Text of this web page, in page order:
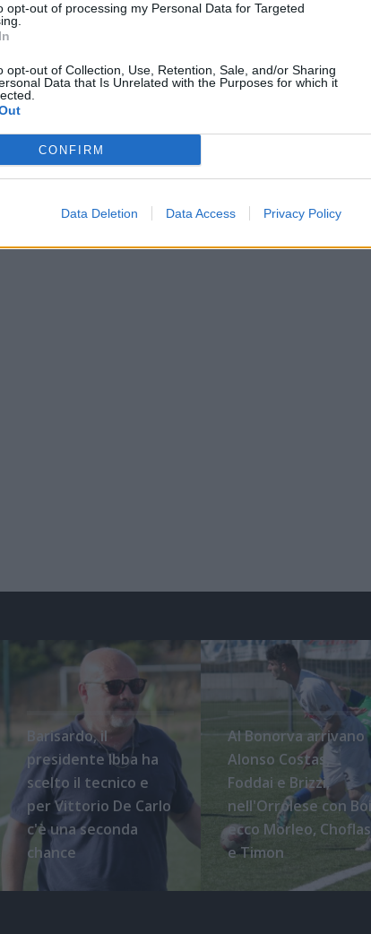
opt-out of processing my Personal Data for Targeted
opt-out of Collection, Use, Retention, Sale, and/or Sharing
Data that Is Unrelated with the Purposes for which it
CONFIRM
Data Deletion Data Access Privacy Policy
rete di Pandori, la Monreale vince di
nuovo ed elimina la Busachese
Barisardo, il
presidente Ibba ha
scelto il tecnico e
per Vittorio De Carlo
c'è una seconda
chance
Al Bonorva arrivano
Alonso Costas,
Foddai e Brizzi,
nell'Orrolese con Boi
ecco Morleo, Choflas
e Timon